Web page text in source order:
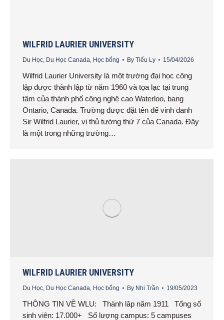
WILFRID LAURIER UNIVERSITY
Du Học, Du Học Canada, Học bổng By Tiểu Ly 15/04/2026
Wilfrid Laurier University là một trường đại học công
lập được thành lập từ năm 1960 và tọa lạc tại trung
tâm của thành phố công nghệ cao Waterloo, bang
Ontario, Canada. Trường được đặt tên để vinh danh
Sir Wilfrid Laurier, vị thủ tướng thứ 7 của Canada. Đây
là một trong những trường…
WILFRID LAURIER UNIVERSITY
Du Học Du Học Canada Học bổng By Nhi Trần 19/05/2023
THÔNG TIN VỀ WLU: Thành lâp năm 1911 Tổng số
sinh viên: 17.000+ Số lượng campus: 5 campuses